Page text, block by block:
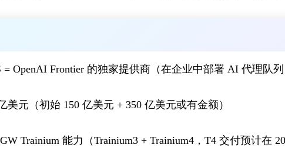
= OpenAI Frontier 的独家提供商（在企业中部署 AI 代理队列
美元（初始 150 亿美元 + 350 亿美元或有金额）
Trainium 能力（Trainium3 + Trainium4，T4 交付预计在